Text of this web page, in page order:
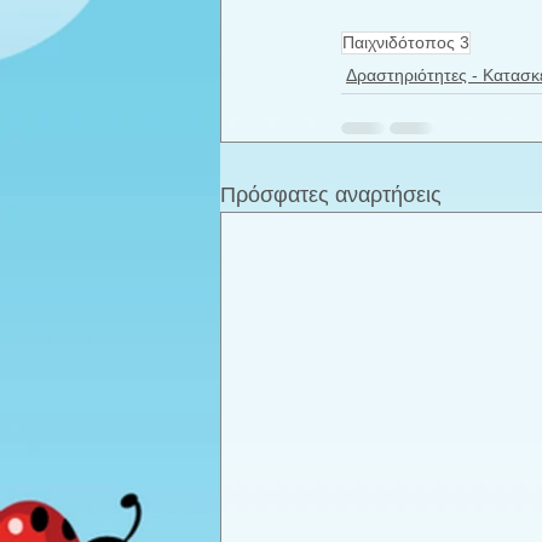
Παιχνιδότοπος 3
Δραστηριότητες -
Πρόσφατες αναρτήσεις